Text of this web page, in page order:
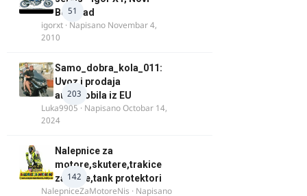
51
Beograd
igorxt · Napisano Novembar 4,
2010
203
Samo_dobra_kola_011:
Uvoz i prodaja
automobila iz EU
Luka9905 · NapisanoOctobar 14,
2024
142
Nalepnice za
motore,skutere,trakice
za felne,tank protektori
NalepniceZaMotoreNis · Napisano